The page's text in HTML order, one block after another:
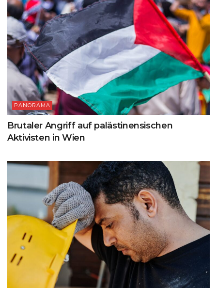
PANORAMA
Brutaler Angriff auf palästinensischen
Aktivisten in Wien